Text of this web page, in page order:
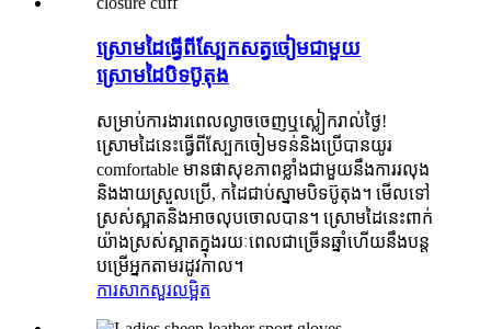
ស្រោមដៃធ្វើពីស្បែកសត្វចៀមជាមួយ
ស្រោមដៃបិទប៊ូតុង
សម្រាប់ការងារពេលល្ងាចចេញឬស្លៀករាល់ថ្ងៃ!
ស្រោមដៃនេះធ្វើពីស្បែកចៀមទន់និងប្រើបានយូរ
comfortable មានផាសុខភាពខ្លាំងជាមួយនឹងការរលុង
និងងាយស្រួលប្រើ, កដៃជាប់ស្នាមបិទប៊ូតុង។ មើលទៅ
ស្រស់ស្អាតនិងអាចលុបចោលបាន។ ស្រោមដៃនេះពាក់
យ៉ាងស្រស់ស្អាតក្នុងរយៈពេលជាច្រើនឆ្នាំហើយនឹងបន្ត
បម្រើអ្នកតាមរដូវកាល។
ការសាកសួរលម្អិត